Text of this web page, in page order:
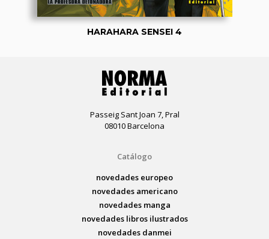
HARAHARA SENSEI 4
Passeig Sant Joan 7, Pral
08010 Barcelona
Catálogo
novedades europeo
novedades americano
novedades manga
novedades libros ilustrados
novedades danmei